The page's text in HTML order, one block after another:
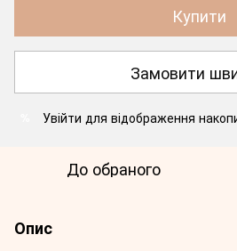
Купити
Замовити
Увійти для відображення
До обраного
Опис